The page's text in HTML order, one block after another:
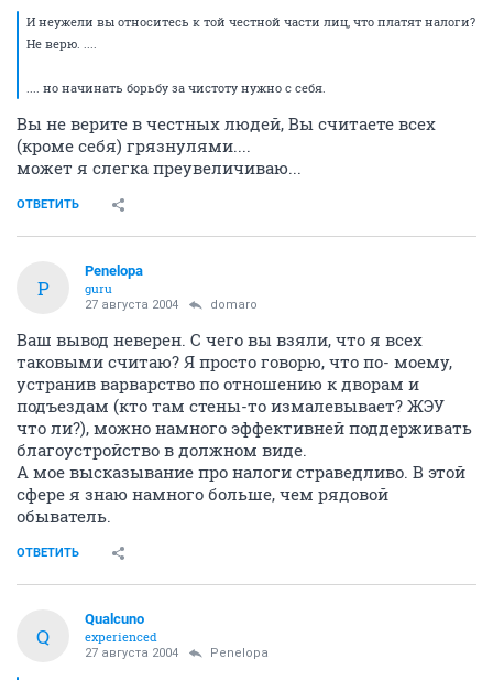
И неужели вы относитесь к той честной части лиц, что платят налоги?
Не верю. ....
.... но начинать борьбу за чистоту нужно с себя.
Вы не верите в честных людей, Вы считаете всех
(кроме себя) грязнулями....
может я слегка преувеличиваю...
ОТВЕТИТЬ
P
Penelopa
guru
27 августа 2004 domaro
Ваш вывод неверен. С чего вы взяли, что я всех
таковыми считаю? Я просто говорю, что по- моему,
устранив варварство по отношению к дворам и
подъездам (кто там стены-то измалевывает? ЖЭУ
что ли?), можно намного эффективней поддерживать
благоустройство в должном виде.
А мое высказывание про налоги страведливо. В этой
сфере я знаю намного больше, чем рядовой
обыватель.
ОТВЕТИТЬ
Q
Qualcuno
experienced
27 августа 2004 Penelopa